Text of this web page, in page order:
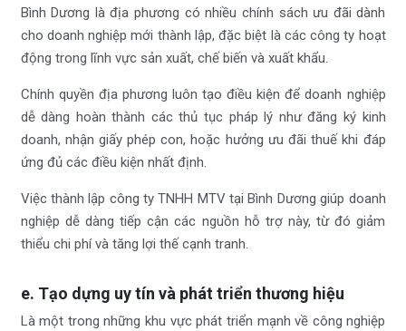
Bình Dương là địa phương có nhiều chính sách ưu đãi dành
cho doanh nghiệp mới thành lập, đặc biệt là các công ty hoạt
động trong lĩnh vực sản xuất, chế biến và xuất khẩu.
Chính quyền địa phương luôn tạo điều kiện để doanh nghiệp
dễ dàng hoàn thành các thủ tục pháp lý như đăng ký kinh
doanh, nhận giấy phép con, hoặc hưởng ưu đãi thuế khi đáp
ứng đủ các điều kiện nhất định.
Việc thành lập công ty TNHH MTV tại Bình Dương giúp doanh
nghiệp dễ dàng tiếp cận các nguồn hỗ trợ này, từ đó giảm
thiểu chi phí và tăng lợi thế cạnh tranh.
e. Tạo dựng uy tín và phát triển thương hiệu
Là một trong những khu vực phát triển mạnh về công nghiệp